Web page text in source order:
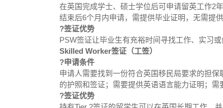
在英国完成学士、硕士学位后可申请留英工作2
结束后6个月内申请，需提供毕业证明，无需提供
?签证优势
PSW签证让毕业生有充裕时间寻找工作、实习或
Skilled Worker签证（工签）
?申请条件
申请人需要找到一份符合英国移民局要求的担
的护照和签证；需要提供英语语言能力证明；
?签证优势